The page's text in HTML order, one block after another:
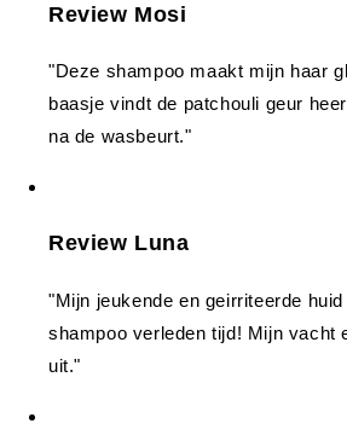
Review Mosi
"Deze shampoo maakt mijn haar
baasje vindt de patchouli geur
na de wasbeurt."
Review Luna
"Mijn jeukende en geirriteerde
shampoo verleden tijd! Mijn vacht
uit."